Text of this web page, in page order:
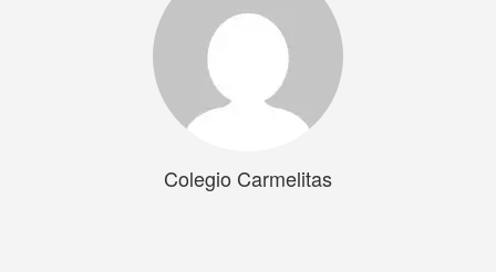
Colegio Carmelitas